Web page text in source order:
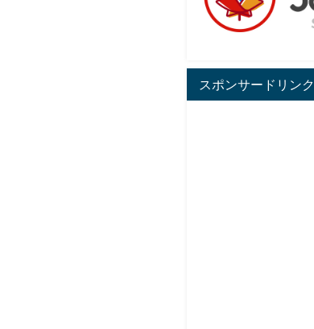
スポンサードリンク